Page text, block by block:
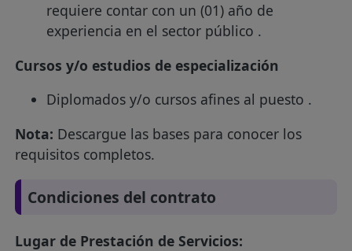
requiere contar con un (01) año de
experiencia en el sector público .
Cursos y/o estudios de especialización
Diplomados y/o cursos afines al puesto .
Nota: Descargue las bases para conocer los
requisitos completos.
Condiciones del contrato
Lugar de Prestación de Servicios: